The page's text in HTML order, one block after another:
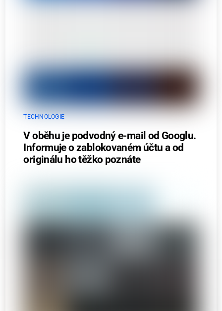
TECHNOLOGIE
V oběhu je podvodný e-mail od Googlu.
Informuje o zablokovaném účtu a od
originálu ho těžko poznáte